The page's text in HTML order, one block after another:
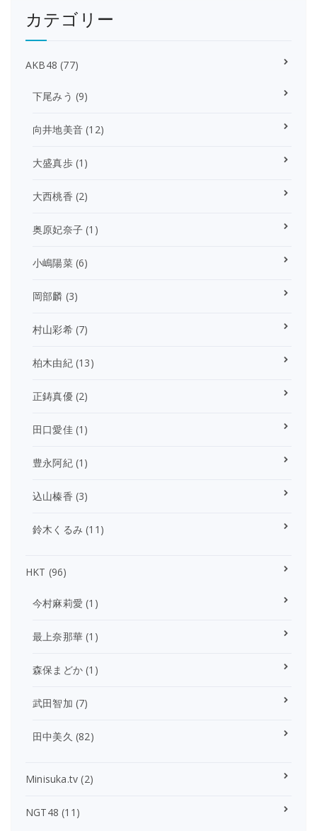
カテゴリー
AKB48 (77)
下尾みう (9)
向井地美音 (12)
大盛真歩(1)
大西桃香 (2)
奥原妃奈子 (1)
小嶋陽菜(6)
岡部麟 (3)
村山彩希(7)
柏木由紀(13)
正鋳真優(2)
田口愛佳(1)
豊永阿紀(1)
込山榛香 (3)
鈴木くるみ (11)
HKT (96)
今村麻莉愛 (1)
最上奈那華 (1)
森保まどか (1)
武田智加 (7)
田中美久 (82)
Minisuka.tv (2)
NGT48 (11)